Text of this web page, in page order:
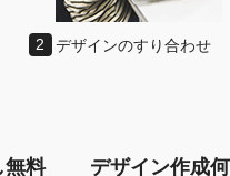
2 デザインのすり合わせ
無料 デザイン作成